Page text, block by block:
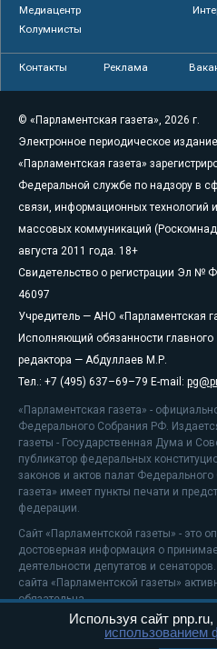
Медиацентр
Колумнисты
Контакты Реклама
© «Парламентская газета», 2026 г.
Электронное периодическое издание
«Парламентская газета»
Федеральной службе по надзору в
связи, информационных технологий и
массовых коммуникаций
августа 2011 года. 18+
Свидетельство о регистрации Эл №
46097
Учредитель — АНО «Парламентская
Исполняющий обязанности главного
редактора — Абдуллаев М.Р.
Тел.: +7 (495) 637–69–79 E-mail:
«Парламентская газета» -
Федерального Собрания РФ.
газеты - Государственная Дума и
публикатор федеральных
законов и актов палат
газета» имеет пункты печати и
федерации.
Сайт «Парламентской газеты» - это
достоверная информация о
деятельности депутатов и
сайта «Парламентской газеты»
обязательна.
На информационном ресурсе
Используя сайт
использованием